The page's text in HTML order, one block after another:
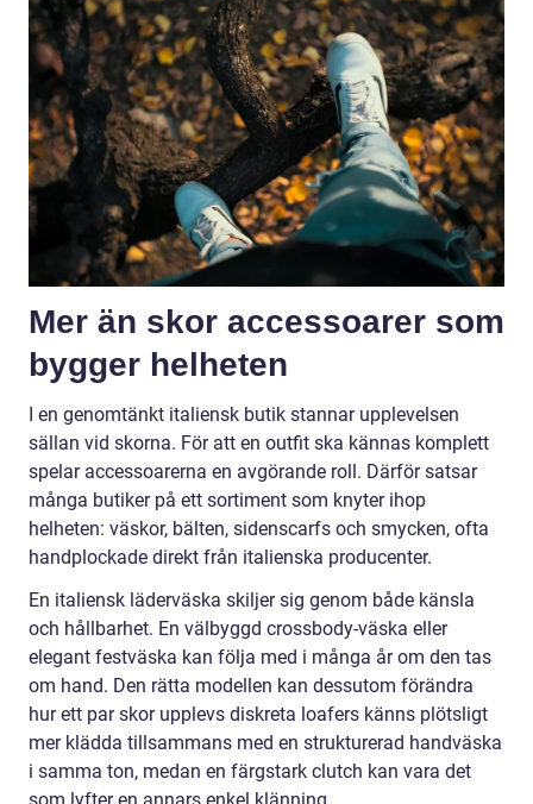
Mer än skor accessoarer som
bygger helheten
I en genomtänkt italiensk butik stannar upplevelsen
sällan vid skorna. För att en outfit ska kännas komplett
spelar accessoarerna en avgörande roll. Därför satsar
många butiker på ett sortiment som knyter ihop
helheten: väskor, bälten, sidenscarfs och smycken, ofta
handplockade direkt från italienska producenter.
En italiensk läderväska skiljer sig genom både känsla
och hållbarhet. En välbyggd crossbody-väska eller
elegant festväska kan följa med i många år om den tas
om hand. Den rätta modellen kan dessutom förändra
hur ett par skor upplevs diskreta loafers känns plötsligt
mer klädda tillsammans med en strukturerad handväska
i samma ton, medan en färgstark clutch kan vara det